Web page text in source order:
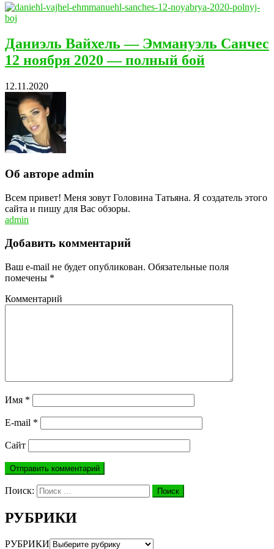
Даниэль Вайхель — Эммануэль Санчес
12 ноября 2020 — полный бой
12.11.2020
Об авторе admin
Всем привет! Меня зовут Головина Татьяна. Я создатель этого
сайта и пишу для Вас обзоры.
admin
Добавить комментарий
Ваш e-mail не будет опубликован. Обязательные поля
помечены *
Комментарий
Имя *
E-mail *
Сайт
Поиск: Поиск
РУБРИКИ
РУБРИКИ